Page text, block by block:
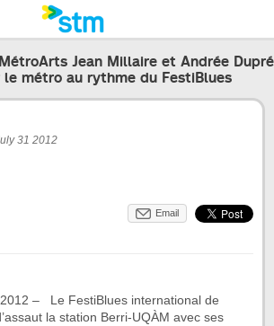
Jean Millaire et Andrée Dupré
métro au rythme du FestiBlues
31 2012
Email
– Le FestiBlues international de
la station Berri-UQÀM avec ses